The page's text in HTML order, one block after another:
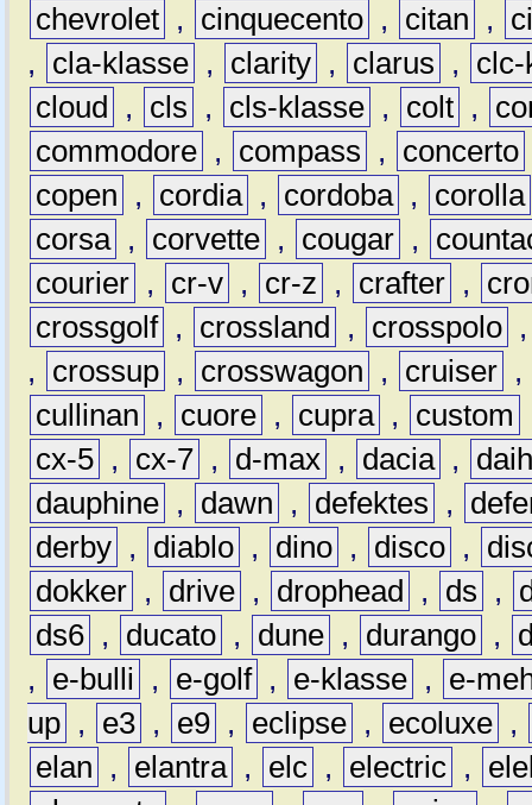
chevrolet , cinquecento , citan ,
,
cla-klasse , clarity , clarus ,
clc-
cloud
, cls , cls-klasse , colt ,
commodore , compass , concerto
copen
, cordia , cordoba ,
corolla
corsa , corvette , cougar ,
courier , cr-v , cr-z , crafter ,
crossgolf , crossland , crosspolo
,
crossup , crosswagon , cruiser ,
cullinan
, cuore , cupra , custom
cx-5 , cx-7 , d-max , dacia ,
dauphine , dawn , defektes ,
derby , diablo , dino , disco ,
dokker , drive , drophead , ds ,
ds6 , ducato , dune , durango ,
,
e-bulli , e-golf , e-klasse ,
e-
up , e3 , e9 , eclipse , ecoluxe ,
elan
, elantra , elc , electric ,